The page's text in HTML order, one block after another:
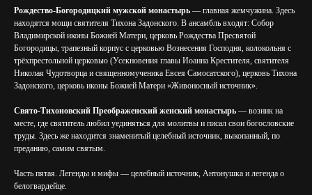
Рождество-Богородицкий мужской монастырь — главная жемчужина. Здесь
находятся мощи святителя Тихона Задонского. В ансамбль входят: Собор
Владимирской иконы Божией Матери, церковь Рождества Пресвятой
Богородицы, трапезный корпус с церковью Вознесения Господня, колокольня с
трёхпрестольной церковью (Усекновения главы Иоанна Крестителя, святителя
Николая Чудотворца и священномученика Евсея Самосатского), церковь Тихона
Задонского, церковь иконы Божией Матери «Живоносный источник».
Свято-Тихоновский Преображенский женский монастырь — возник на
месте, где святитель любил уединяться для молитвы и писал свои богословские
труды. Здесь же находится знаменитый целебный источник, выкопанный, по
преданию, самим святым.
Часть пятая. Легенды и мифы — целебный источник, Антонушка и легенда о
белогвардейце.